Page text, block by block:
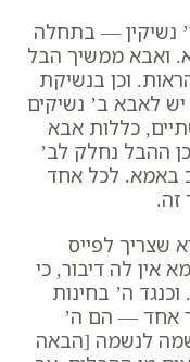
נשיקין — בתחלה
ואבא ממשיך הבל
וכן בנשיקת
לאבא ב’ נשיקים
כללות אבא
ההבל נחלק לב’
באמא. לכל אחד
זה.
שצריך לפייס
אין לה דיבור, כי
ה’ בחינות
אחד — הם ה’
לנשמה [הבאה